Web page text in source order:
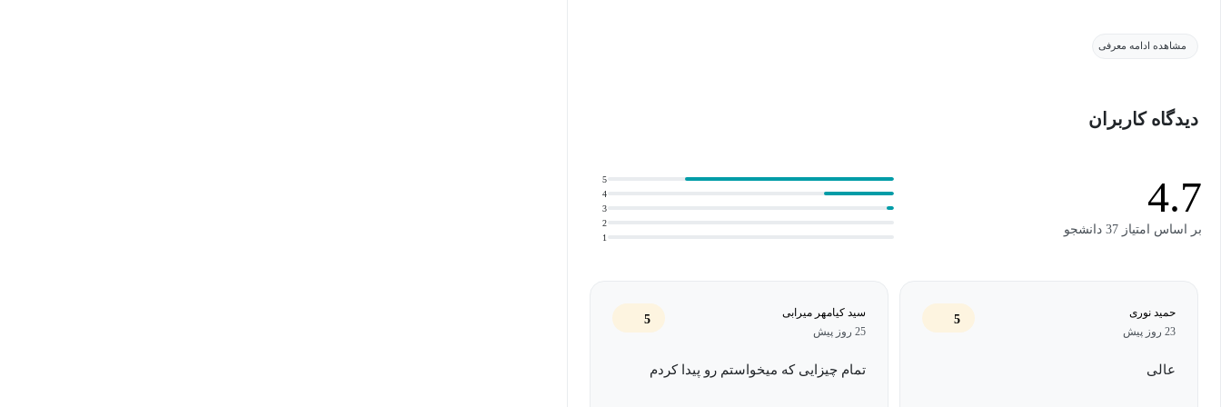
برخلاف تصور رایج، OSINT هیچ ارتباطی با نفوذ یا هک غیرقانونی ندارد. این دانش بر استفاده هوشمندانه از
منابعی تمرکز دارد که برای همه در دسترس هستند؛ اما فقط افراد آموزش‌دیده می‌توانند از دل آن‌ها اطلاعات
برای یک تحلیل‌گر OSINT به منبع اطلاعاتی مهم تبدیل شوند؛ به شرطی که بلد باشید چگونه بین آن‌ها ارتباط
برقرار کنید و الگوها را تشخیص دهید.
مشاهده ادامه معرفی
دیدگاه کاربران
4.7
بر اساس امتیاز 37 دانشجو
1
2
3
4
5
حمید نوری
23 روز پیش
5
عالی
سید کیامهر میرابی
25 روز پیش
5
تمام چیزایی که میخواستم رو پیدا کردم